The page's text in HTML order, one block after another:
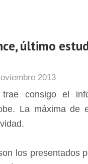
último
2013
consigo el
La máxima de
los presentados